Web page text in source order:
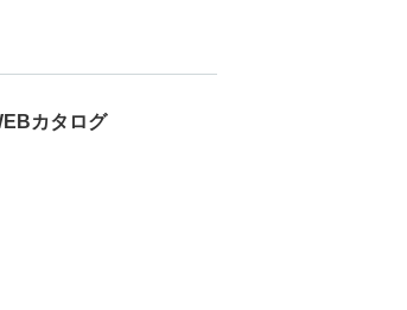
カタログ